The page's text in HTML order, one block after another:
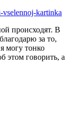
происходят. В
за то,
могу тонко
этом говорить, а